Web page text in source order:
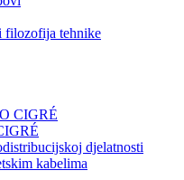
filozofija tehnike
CIGRÉ
djelatnosti
kabelima